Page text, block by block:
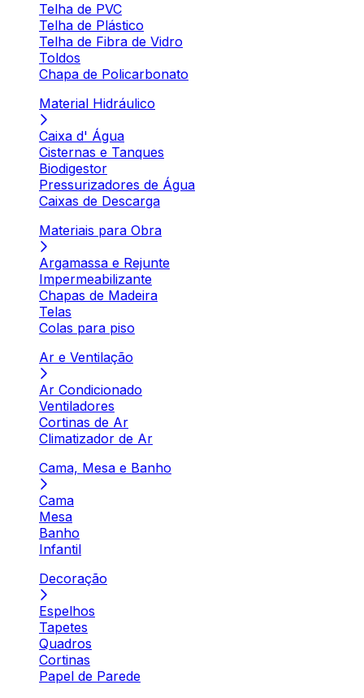
Telha de PVC
Telha de Plástico
Telha de Fibra de Vidro
Toldos
Chapa de Policarbonato
Material Hidráulico
Caixa d' Água
Cisternas e Tanques
Biodigestor
Pressurizadores de Água
Caixas de Descarga
Materiais para Obra
Argamassa e Rejunte
Impermeabilizante
Chapas de Madeira
Telas
Colas para piso
Ar e Ventilação
Ar Condicionado
Ventiladores
Cortinas de Ar
Climatizador de Ar
Cama, Mesa e Banho
Cama
Mesa
Banho
Infantil
Decoração
Espelhos
Tapetes
Quadros
Cortinas
Papel de Parede